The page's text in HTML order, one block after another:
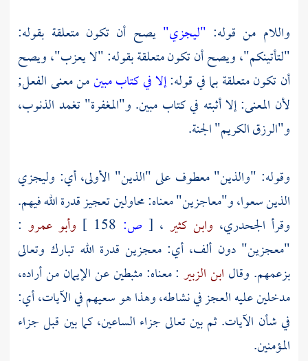
واللام من قوله: "ليجزي"يصح أن تكون متعلقة بقوله:
"لتأتينكم"، ويصح أن تكون متعلقة بقوله: "لا يعزب"، ويصح
أن تكون متعلقة بما في قوله:إلا في كتاب مبينمن معنى الفعل;
لأن المعنى: إلا أثبته في كتاب مبين. و"المغفرة" تغمد الذنوب،
و"الرزق الكريم" الجنة.
وقوله: "والذين" معطوف على "الذين" الأولى، أي: وليجزي
الذين سعوا، و"معاجزين" معناه: محاولين تعجيز قدرة الله فيهم.
وقرأ الجحدري، وابن كثير ، [ ص: وأبو عمرو :
"معجزين" دون ألف، أي: معجزين قدرة الله تبارك وتعالى
بزعمهم. وقال ابن الزبير : معناه: مثبطين عن الإيمان من أراده،
مدخلين عليه العجز في نشاطه، وهذا هو سعيهم في الآيات، أي:
في شأن الآيات. ثم بين تعالى جزاء الساعين، كما بين قبل جزاء
المؤمنين.